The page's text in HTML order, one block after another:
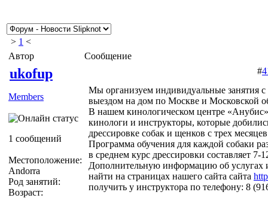
> 1 <
Автор
Сообщение
ukofup
Members
1 сообщений
Местоположение:
Andorra
Род занятий:
Возраст:
#
Мы организуем индивидуальные занятия
выездом на дом по Москве и Московской
В нашем кинологическом центре
кинологи и инструкторы, которые
дрессировке собак и щенков с трех
Программа обучения для каждой собаки
в среднем курс дрессировки составляет 7-
Дополнительную информацию об
найти на страницах нашего сайта сайта
получить у инструктора по телефону: 8